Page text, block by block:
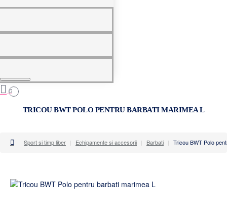
0
0
TRICOU BWT POLO PENTRU BARBATI MARIMEA L
homeSport si timp liber Echipamente si accesorii Barbati Tricou BWT Polo